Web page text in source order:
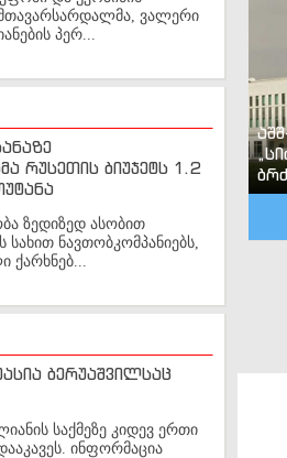
ვალერი
პერ...
რუსეთის ბიუჯეტს 1.2
ზედიზედ ასობით
ნავთობკომპანიებს,
ქარხნებ...
ბერუაშვილსაც
საქმეზე კიდევ ერთი
ინფორმაცია